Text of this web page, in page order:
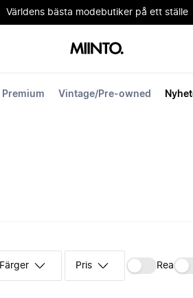
Världens bästa modebutiker på ett ställe
Premium Vintage/Pre-owned
Färger Pris Rea